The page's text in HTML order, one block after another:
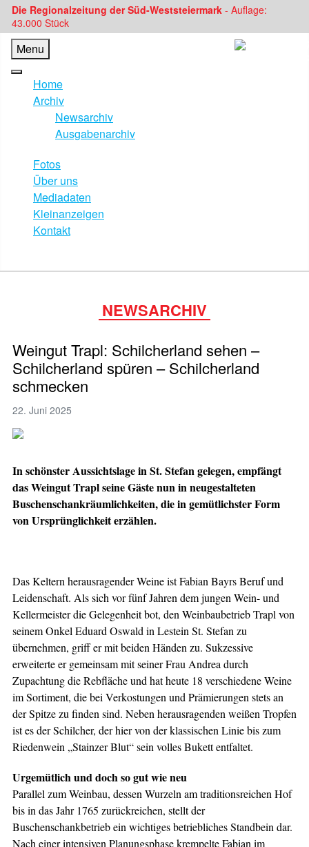
Die Regionalzeitung der Süd-Weststeiermark - Auflage:
43.000 Stück
Menu
Home
Archiv
Newsarchiv
Ausgabenarchiv
Fotos
Über uns
Mediadaten
Kleinanzeigen
Kontakt
NEWSARCHIV
Weingut Trapl: Schilcherland sehen –
Schilcherland spüren – Schilcherland
schmecken
22. Juni 2025
In schönster Aussichtslage in St. Stefan gelegen, empfängt
das Weingut Trapl seine Gäste nun in neugestalteten
Buschenschankräumlichkeiten, die in gemütlichster Form
von Ursprünglichkeit erzählen.
Das Keltern herausragender Weine ist Fabian Bayrs Beruf und
Leidenschaft. Als sich vor fünf Jahren dem jungen Wein- und
Kellermeister die Gelegenheit bot, den Weinbaubetrieb Trapl von
seinem Onkel Eduard Oswald in Lestein St. Stefan zu
übernehmen, griff er mit beiden Händen zu. Sukzessive
erweiterte er gemeinsam mit seiner Frau Andrea durch
Zupachtung die Rebfläche und hat heute 18 verschiedene Weine
im Sortiment, die bei Verkostungen und Prämierungen stets an
der Spitze zu finden sind. Neben herausragenden weißen Tropfen
ist es der Schilcher, der hier von der klassischen Linie bis zum
Riedenwein „Stainzer Blut“ sein volles Bukett entfaltet.
Urgemütlich unddoch so gut wie neu
Parallel zum Weinbau, dessen Wurzeln am traditionsreichen Hof
bis in das Jahr 1765 zurückreichen, stellt der
Buschenschankbetrieb ein wichtiges betriebliches Standbein dar.
Nach einer intensiven Planungsphase krempelte Fabian im